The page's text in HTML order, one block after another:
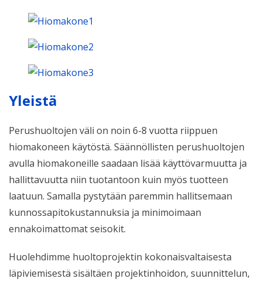
Yleistä
Perushuoltojen väli on noin 6-8 vuotta riippuen
hiomakoneen käytöstä. Säännöllisten perushuoltojen
avulla hiomakoneille saadaan lisää käyttövarmuutta ja
hallittavuutta niin tuotantoon kuin myös tuotteen
laatuun. Samalla pystytään paremmin hallitsemaan
kunnossapitokustannuksia ja minimoimaan
ennakoimattomat seisokit.
Huolehdimme huoltoprojektin kokonaisvaltaisesta
läpiviemisestä sisältäen projektinhoidon, suunnittelun,